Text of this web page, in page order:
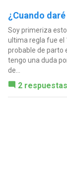
¿Cuando
Soy primeriza
ultima regla fue el
probable de parto
tengo una duda
de...
2 respuestas